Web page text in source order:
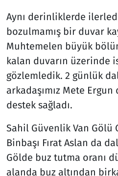
Aynı derinliklerde
bozulmamış bir duvar
Muhtemelen büyük
kalan duvarın üzerinde
gözlemledik. 2 günlük
arkadaşımız Mete
destek sağladı.
Sahil Güvenlik Van Gölü
Binbaşı Fırat Aslan da
Gölde buz tutma oranı
alanda buz altından